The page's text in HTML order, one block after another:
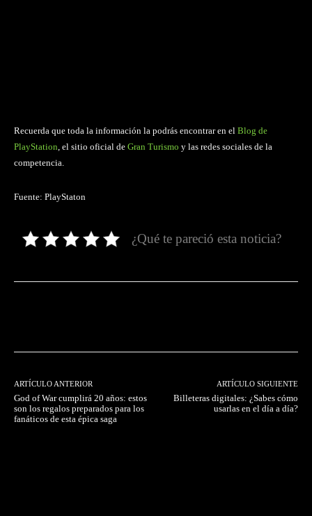
Recuerda que toda la información la podrás encontrar en el Blog de
PlayStation, el sitio oficial de Gran Turismo y las redes sociales de la
competencia.
Fuente: PlayStaton
¿Qué te pareció esta noticia?
ARTÍCULO ANTERIOR
God of War cumplirá 20 años: estos
son los regalos preparados para los
fanáticos de esta épica saga
ARTÍCULO SIGUIENTE
Billeteras digitales: ¿Sabes cómo
usarlas en el día a día?